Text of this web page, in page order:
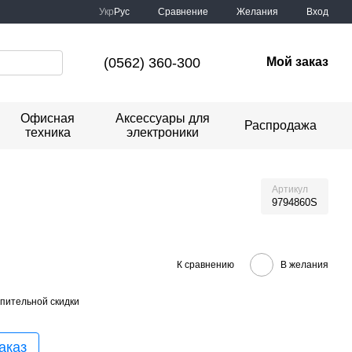
Укр Рус Сравнение Желания Вход
(0562) 360-300 Мой заказ
Офисная
техника
Аксессуары для
электроники
Распродажа
Артикул
9794860S
К сравнению В желания
скидки